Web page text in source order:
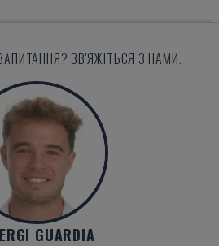
ЗВ'ЯЖІТЬСЯ З НАМИ.
GUARDIA